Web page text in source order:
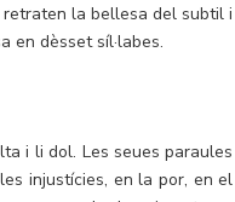
retraten la bellesa del subtil i
en dèsset síl·labes.
i li dol. Les seues paraules
injustícies, en la por, en el